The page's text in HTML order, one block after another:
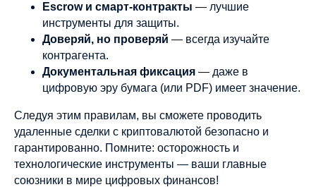
Escrow и смарт-контракты — лучшие
инструменты для защиты.
Доверяй, но проверяй — всегда изучайте
контрагента.
Документальная фиксация — даже в
цифровую эру бумага (или PDF) имеет значение.
Следуя этим правилам, вы сможете проводить
удаленные сделки с криптовалютой безопасно и
гарантированно. Помните: осторожность и
технологические инструменты — ваши главные
союзники в мире цифровых финансов!